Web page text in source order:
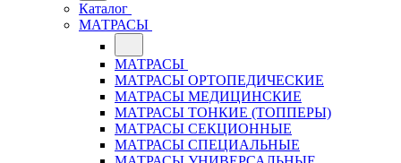
Каталог
МАТРАСЫ
МАТРАСЫ
МАТРАСЫ ОРТОПЕДИЧЕСКИЕ
МАТРАСЫ МЕДИЦИНСКИЕ
МАТРАСЫ ТОНКИЕ (ТОППЕРЫ)
МАТРАСЫ СЕКЦИОННЫЕ
МАТРАСЫ СПЕЦИАЛЬНЫЕ